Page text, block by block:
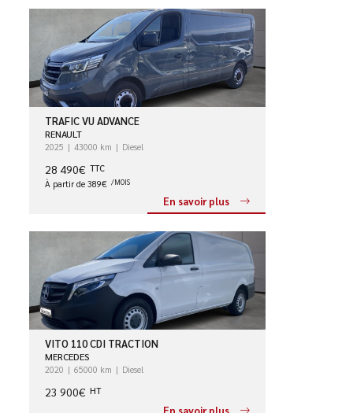
TRAFIC VU ADVANCE
RENAULT
2025 43000 km Diesel
28 490€ TTC
À partir de 389€ /MOIS
En savoir plus
VITO 110 CDI TRACTION
MERCEDES
2020 65000 km Diesel
23 900€ HT